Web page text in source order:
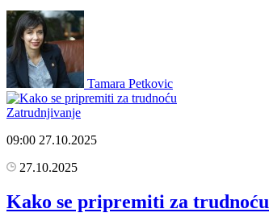
Tamara Petkovic
Zatrudnjivanje
09:00 27.10.2025
27.10.2025
Kako se pripremiti za trudnoću